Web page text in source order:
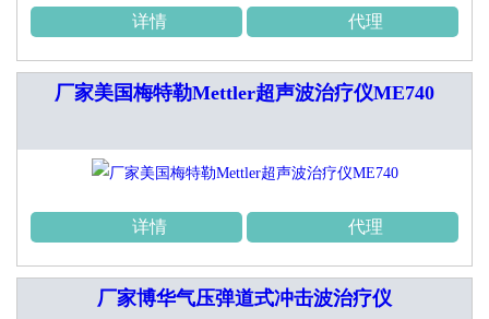
详情 代理
厂家美国梅特勒Mettler超声波治疗仪ME740
详情 代理
厂家博华气压弹道式冲击波治疗仪